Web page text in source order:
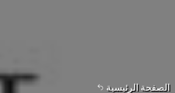
الصفحة الرئيسية